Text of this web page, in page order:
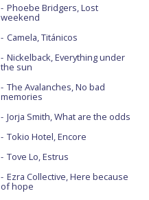
Phoebe Bridgers, Lost
weekend
Camela, Titánicos
Nickelback, Everything under
the sun
The Avalanches, No bad
memories
Jorja Smith, What are the odds
Tokio Hotel, Encore
Tove Lo, Estrus
Ezra Collective, Here because
of hope